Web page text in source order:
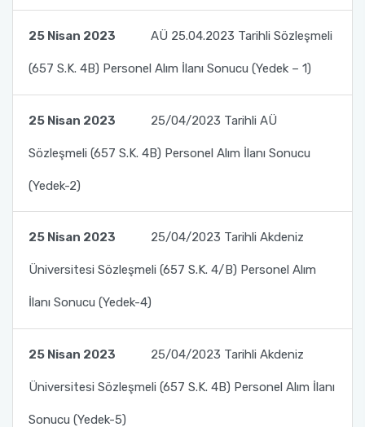
25 Nisan 2023 AÜ 25.04.2023 Tarihli Sözleşmeli
(657 S.K. 4B) Personel Alım İlanı Sonucu (Yedek – 1)
25 Nisan 2023 25/04/2023 Tarihli AÜ
Sözleşmeli (657 S.K. 4B) Personel Alım İlanı Sonucu
(Yedek-2)
25 Nisan 2023 25/04/2023 Tarihli Akdeniz
Üniversitesi Sözleşmeli (657 S.K. 4/B) Personel Alım
İlanı Sonucu (Yedek-4)
25 Nisan 2023 25/04/2023 Tarihli Akdeniz
Üniversitesi Sözleşmeli (657 S.K. 4B) Personel Alım İlanı
Sonucu (Yedek-5)
2022-2026 Stratejik Planı
Faaliyet Raporları
Akademik Tören
İlahiyat Fakültesi
İletişim Fakültesi
Kemer Denizcilik Fakültesi
Kumluca Sağlık Bilimleri Fakültesi
Manavgat Sosyal ve Beşeri Bilimler Fakültesi
Manavgat Turizm Fakültesi
Manavgat Yabancı Diller Fakültesi
Mühendislik Fakültesi
Sağlık Hizmetleri MYO
Serik Gülsün Süleyman Süral MYO
Sosyal Bilimler MYO
Teknik Bilimler MYO
Yapı İşleri ve Teknik Daire Başkanlığı
Uluslararası İlişkiler Ofisi
Mezun Bilgi Sistemi
Sıkça Sorulan Sorular
Online Sağlık Hizmetleri Randevu Sistemi
TÜBİTAK Projeleri
SciVal